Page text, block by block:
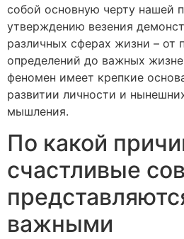
собой основную черту нашей
утверждению везения
различных сферах жизни – от
определений до важных
феномен имеет крепкие
развитии личности и
мышления.
По какой
счастливые
важными